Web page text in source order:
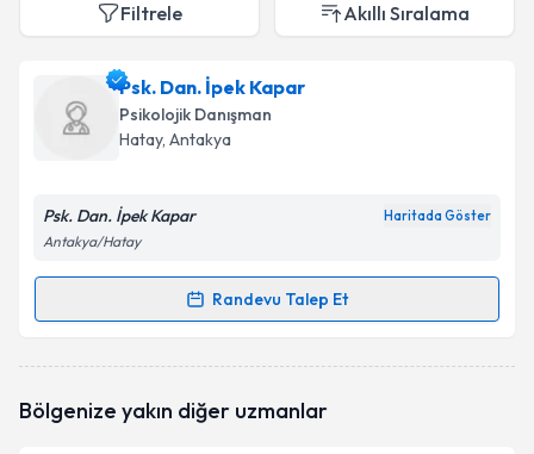
Filtrele Akıllı Sıralama
Psk. Dan. İpek Kapar
Psikolojik Danışman
Hatay, Antakya
Psk. Dan. İpek Kapar Haritada Göster
Antakya/Hatay
Randevu Talep Et
Randevu Takvimi Talebi
oluşturun. Size bu uzmandan randevu almanız için bir
Bölgenize yakın diğer uzmanlar